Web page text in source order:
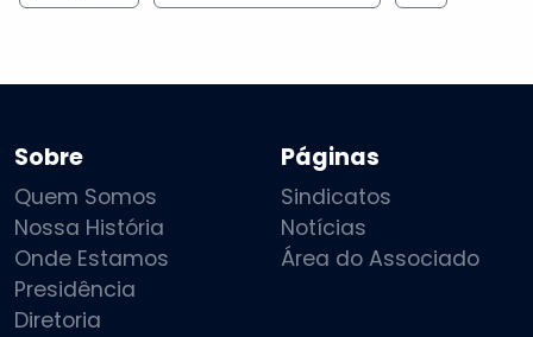
Sobre
Quem Somos
Nossa História
Onde Estamos
Presidência
Diretoria
Páginas
Sindicatos
Notícias
Área do Associado